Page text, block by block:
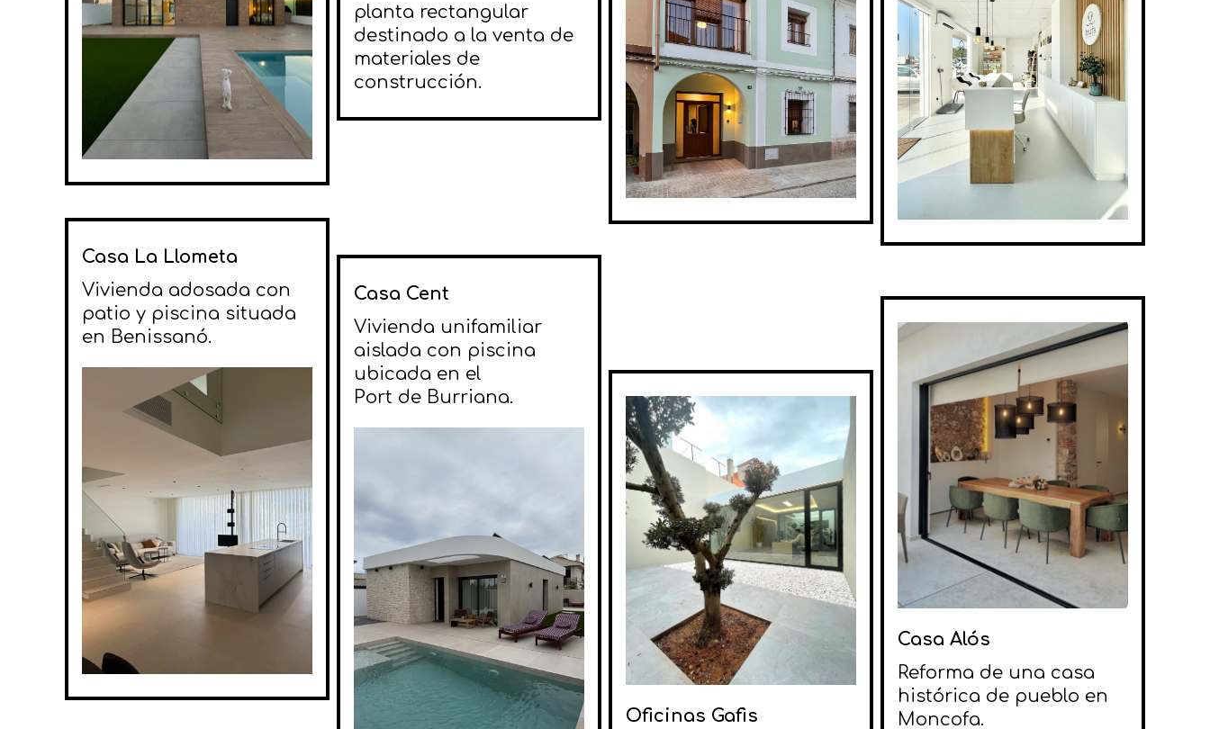
planta rectangular
destinado a la venta de
materiales de
construcción.
Casa La Llometa
Vivienda adosada con
patio y piscina situada
en Benissanó.
Casa Cent
Vivienda unifamiliar
aislada con piscina
ubicada en el
Port de Burriana.
Oficinas Gafis
Casa Alós
Reforma de una casa
histórica de pueblo en
Moncofa.